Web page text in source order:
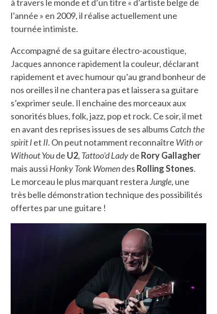
à travers le monde et d’un titre « d’artiste belge de
l’année » en 2009, il réalise actuellement une
tournée intimiste.
Accompagné de sa guitare électro-acoustique,
Jacques annonce rapidement la couleur, déclarant
rapidement et avec humour qu’au grand bonheur de
nos oreilles il ne chantera pas et laissera sa guitare
s’exprimer seule. Il enchaine des morceaux aux
sonorités blues, folk, jazz, pop et rock. Ce soir, il met
en avant des reprises issues de ses albums Catch the
spirit Iet II. On peut notamment reconnaître With or
Without Youde U2, Tattoo’d Ladyde Rory Gallagher
mais aussi Honky Tonk Womendes Rolling Stones.
Le morceau le plus marquant resteraJungle, une
très belle démonstration technique des possibilités
offertes par une guitare !